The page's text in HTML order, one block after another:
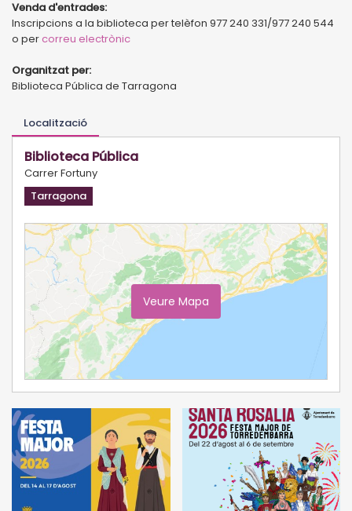
Venda d'entrades:
Inscripcions a la biblioteca per telèfon 977 240 331/977 240 544
o percorreu electrònic
Organitzat per:
Biblioteca Pública de Tarragona
Localització
Biblioteca Pública
Carrer Fortuny
Tarragona
Veure Mapa